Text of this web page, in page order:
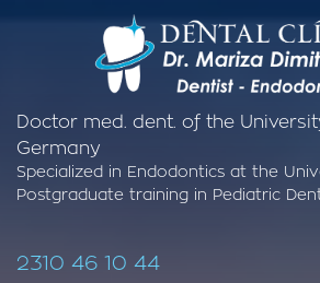
Doctor med. dent. of the
Germany
Specialized in Endodontics at the
Postgraduate training in Pediatric
2310 46 10 44